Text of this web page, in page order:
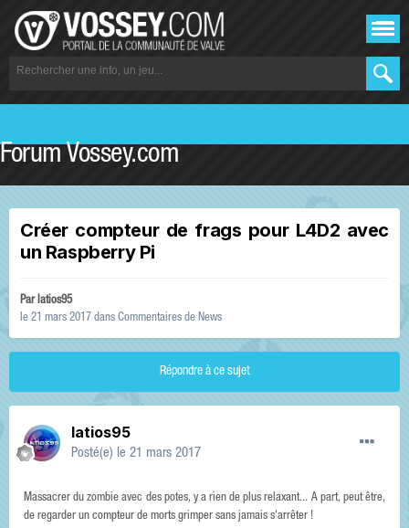
Forum Vossey.com
Créer compteur de frags pour L4D2 avec
un Raspberry Pi
Parlatios95
le 21 mars 2017 dans Commentaires de News
Répondre à ce sujet
latios95
Posté(e) le 21 mars 2017
Massacrer du zombie avec des potes, y a rien de plus relaxant... A part, peut être,
de regarder un compteur de morts grimper sans jamais s'arrêter !